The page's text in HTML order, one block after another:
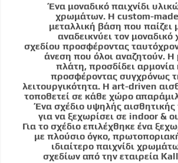
Ένα μοναδικό παιχνίδι
χρωμάτων. Η custom-made
μεταλλική βάση που
αναδεικνύει τον
σχεδίου προσφέροντας
άνεση που όλοι αναζητούν. Η
πλάτη, προσδίδει αρμονία
προσφέροντας συγχρόνως
λειτουργικότητα. Η art-driven
τοποθετεί σε κάθε χώρο
Ένα σχέδιο υψηλής
για να ξεχωρίσει σε indoor &
Για το σχέδιο επιλέχθηκε ένα
με πλούσιο όγκο,
ιδιαίτερο παιχνίδι
σχεδίων από την εταιρεία